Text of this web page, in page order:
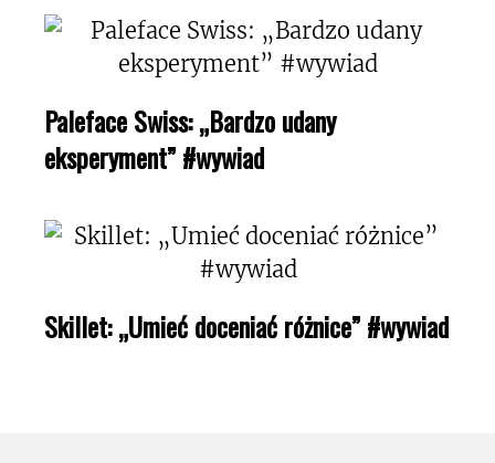
Paleface Swiss: „Bardzo udany
eksperyment” #wywiad
Skillet: „Umieć doceniać różnice” #wywiad